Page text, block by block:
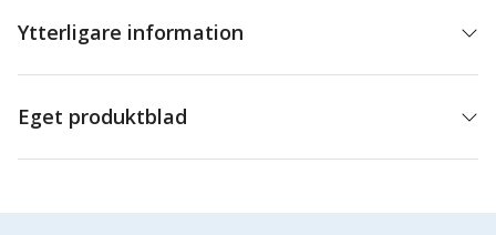
Ytterligare information
Eget produktblad